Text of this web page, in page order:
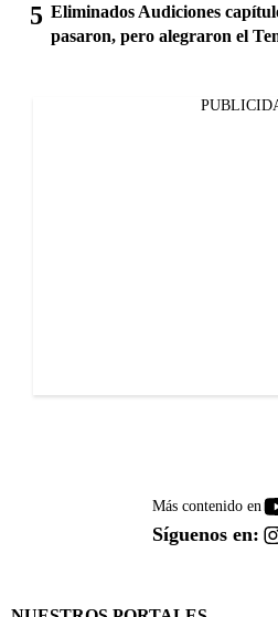
Eliminados Audiciones
pasaron, pero alegraron el
Más contenido en
Síguenos en: